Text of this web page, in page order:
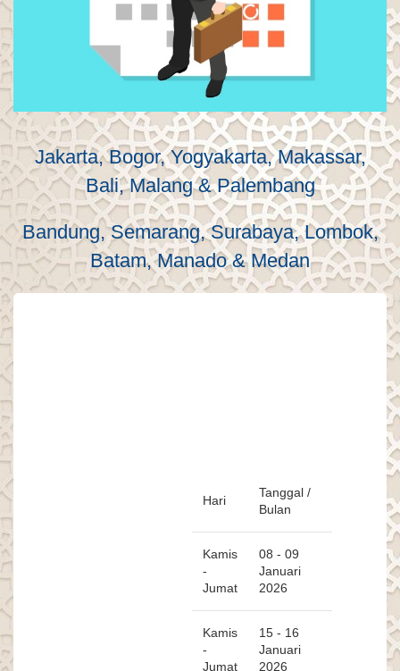
Jakarta, Bogor, Yogyakarta, Makassar,
Bali, Malang & Palembang
Bandung, Semarang, Surabaya, Lombok,
Batam, Manado & Medan
Hari
Tanggal /
Bulan
Kamis
-
Jumat
08 - 09
Januari
2026
Kamis
-
Jumat
15 - 16
Januari
2026